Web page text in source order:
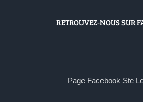
RETROUVEZ-NOUS SUR
Page Facebook Ste